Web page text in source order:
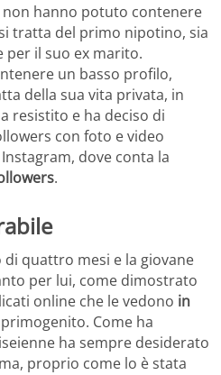
hanno potuto contenere
tratta del primo nipotino, sia
per il suo ex marito.
un basso profilo,
della sua vita privata, in
resistito e ha deciso di
con foto e video
dove conta la
.
di quattro mesi e la giovane
per lui, come dimostrato
online che le vedono in
Come ha
ha sempre desiderato
proprio come lo è stata